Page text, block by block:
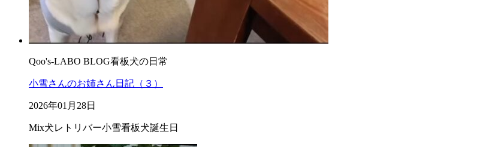
Qoo's-LABO BLOG看板犬の日常
小雪さんのお姉さん日記（３）
2026年01月28日
Mix犬レトリバー小雪看板犬誕生日